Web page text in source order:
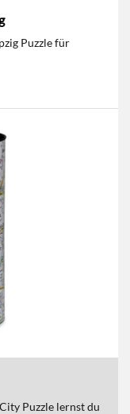
Puzzle für
Puzzle lernst du